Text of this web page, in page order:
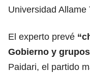
Universidad Allame
El experto prevé
Gobierno y
Paidari, el partido